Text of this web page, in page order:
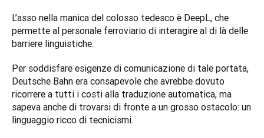
L’asso nella manica del colosso tedesco è DeepL, che
permette al personale ferroviario di interagire al di là delle
barriere linguistiche.
Per soddisfare esigenze di comunicazione di tale portata,
Deutsche Bahn era consapevole che avrebbe dovuto
ricorrere a tutti i costi alla traduzione automatica, ma
sapeva anche di trovarsi di fronte a un grosso ostacolo: un
linguaggio ricco di tecnicismi.